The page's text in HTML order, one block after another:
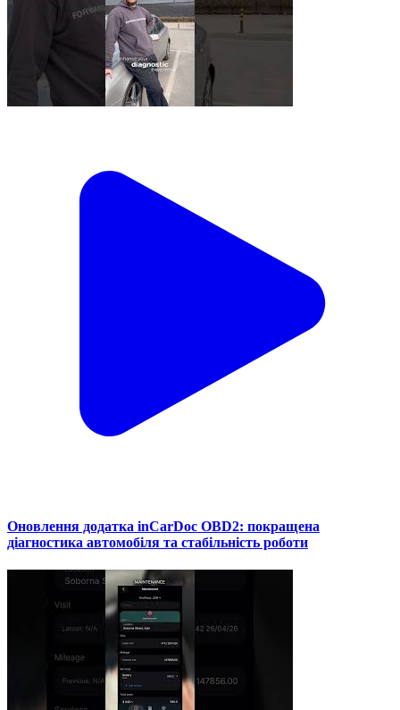
Оновлення додатка inCarDoc OBD2: покращена
діагностика автомобіля та стабільність роботи